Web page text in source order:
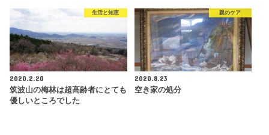
生活と知恵
2020.2.20
筑波山の梅林は超高齢者にとても
優しいところでした
親のケア
2020.8.23
空き家の処分